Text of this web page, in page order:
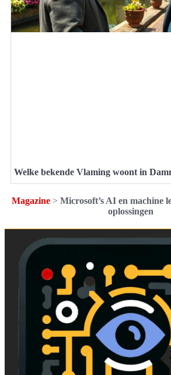
Welke bekende Vlaming woont in
Magazine> Microsoft’s AI en machine
oplossingen